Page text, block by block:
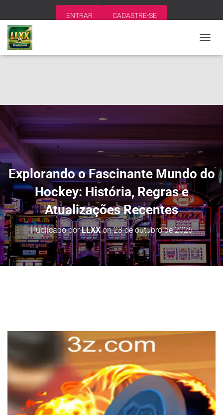
ENTRAR CADASTRE-SE
L
V
A
Ç
O
Explorando o Fascinante Mundo do
Hockey: História, Regras e
Atualizações Recentes
Publicado porLLXXon23 de outubro de 2026